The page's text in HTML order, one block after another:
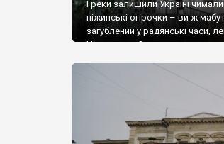
Греки залишили Україні
ніжинські огірочки – ви ж
загублений у радянські часи,
Ніжин греки?